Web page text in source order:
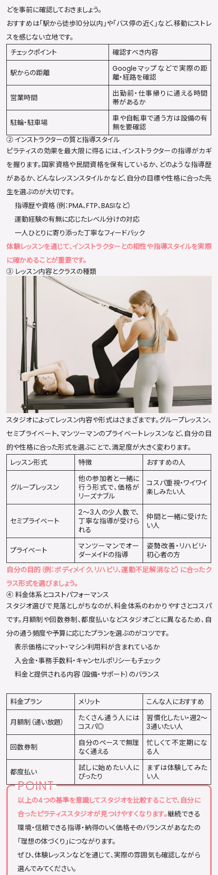
どを事前に確認しておきましょう。
おすすめは「駅から徒歩10分以内」や「バス停の近く」など、移動にストレ
スを感じない立地です。
チェックポイント
確認すべき内容
駅からの距離
Googleマップなどで実際の距
離・経路を確認
営業時間
出勤前・仕事帰りに通える時間
帯があるか
駐輪・駐車場
車や自転車で通う方は設備の有
無を要確認
② インストラクターの質と指導スタイル
ピラティスの効果を最大限に得るには、インストラクターの指導がカギ
を握ります。国家資格や民間資格を保有しているか、どのような指導歴
があるか、どんなレッスンスタイルかなど、自分の目標や性格に合った先
生を選ぶのが大切です。
指導歴や資格（例：PMA、FTP、BASIなど）
運動経験の有無に応じたレベル分けの対応
一人ひとりに寄り添った丁寧なフィードバック
体験レッスンを通じて、インストラクターとの相性や指導スタイルを実際
に確かめることが重要です。
③ レッスン内容とクラスの種類
スタジオによってレッスン内容や形式はさまざまです。グループレッスン、
セミプライベート、マンツーマンのプライベートレッスンなど、自分の目
的や性格に合った形式を選ぶことで、満足度が大きく変わります。
レッスン形式
特徴 おすすめの人
グループレッスン
他の参加者と一緒に
行う形式で、価格が
リーズナブル
コスパ重視・ワイワイ
楽しみたい人
セミプライベート
2〜3人の少人数で、
丁寧な指導が受けら
れる
仲間と一緒に受けた
い人
プライベート
マンツーマンでオー
ダーメイドの指導
姿勢改善・リハビリ・
初心者の方
自分の目的（例：ボディメイク、リハビリ、運動不足解消など）に合ったク
ラス形式を選びましょう。
④ 料金体系とコストパフォーマンス
スタジオ選びで見落としがちなのが、料金体系のわかりやすさとコスパ
です。月額制や回数券制、都度払いなどスタジオごとに異なるため、自
分の通う頻度や予算に応じたプランを選ぶのがコツです。
表示価格にマット・マシン利用料が含まれているか
入会金・事務手数料・キャンセルポリシーもチェック
料金と提供される内容（設備・サポート）のバランス
料金プラン メリット こんな人におすすめ
月額制（通い放題）
たくさん通う人には
コスパ◎
習慣化したい・週2〜
3通いたい人
回数券制
自分のペースで無理
なく通える
忙しくて不定期にな
る人
都度払い
試しに始めたい人に
ぴったり
まずは体験してみた
い人
以上の4つの基準を意識してスタジオを比較することで、自分に
合ったピラティススタジオが見つけやすくなります。継続できる
環境・信頼できる指導・納得のいく価格――そのバランスがあなたの
「理想の体づくり」につながります。
ぜひ、体験レッスンなどを通じて、実際の雰囲気も確認しながら
選んでみてください。